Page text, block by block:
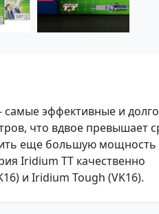
самые эффективные и
что вдвое превышает
еще большую
Iridium TT качественно
и Iridium Tough (VK16).